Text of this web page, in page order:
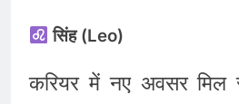
सिंह (Leo)
करियर में नए अवसर मिल